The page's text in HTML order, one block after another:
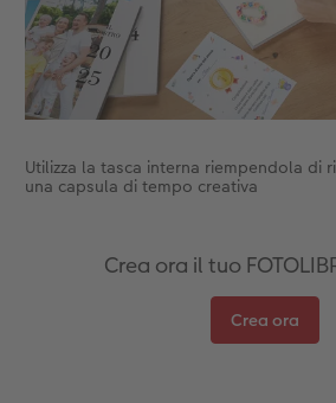
Utilizza la tasca interna riempendola di
una capsula di tempo creativa
Crea ora il tuo
Crea ora